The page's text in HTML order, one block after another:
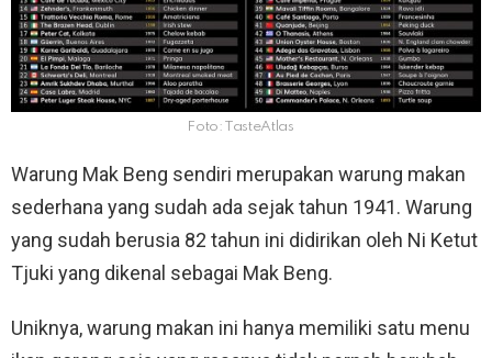
Foto: TasteAtlas
Warung Mak Beng sendiri merupakan warung makan
sederhana yang sudah ada sejak tahun 1941. Warung
yang sudah berusia 82 tahun ini didirikan oleh Ni Ketut
Tjuki yang dikenal sebagai Mak Beng.
Uniknya, warung makan ini hanya memiliki satu menu